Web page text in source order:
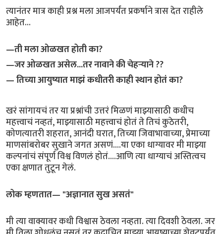
त्यानंतर मात्र काही प्रश्न मला आजपर्यंत प्रकर्षाने त्रास देत राहीले
आहेत...
—ती मला ओळखत होती का?
—जर ओळखत असेल...तर नावाने की चेहऱ्याने ??
— तिच्या आयुष्यात माझं कधीतरी काही स्थान होतं का?
खरं सांगायचं तर या प्रश्नांची उत्तरं मिळणं माझ्यासाठी कधीच
महत्त्वाचं नव्हतं, माझ्यासाठी महत्त्वाचं होतं ते तिचं कुठेतरी,
कोणत्यातरी शहरात, आनंदी घरात, तिच्या जिवाभावाच्या, प्रेमाच्या
माणसांबरोबर सुखाने जगत असणं....या एका धाग्यावर मी माझ्या
कल्पनांचं संपूर्ण विश्व विणलं होतं....आणि त्या धाग्याचं अस्तित्वच
एका क्षणात तुटून गेलं.
लोक म्हणतात— "अज्ञानात सुख असतं"
मी त्या वाक्यावर कधी विश्वास ठेवला नव्हता. त्या दिवशी ठेवला. जर